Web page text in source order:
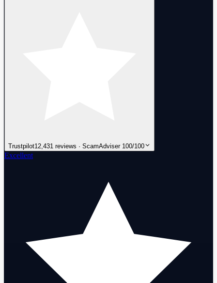
Trustpilot12,431 reviews · ScamAdviser 100/100
Excellent